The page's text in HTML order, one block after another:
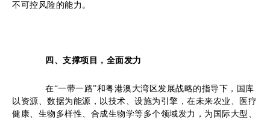
不可控风险的能力。
四、 支撑项目，全面发力
在“一带一路”和粤港澳大湾区发展战略的指导下，国库
以资源、数据为能源，以技术、设施为引擎，在未来农业、医疗
健康、生物多样性、合成生物学等多个领域发力，为国际大型、